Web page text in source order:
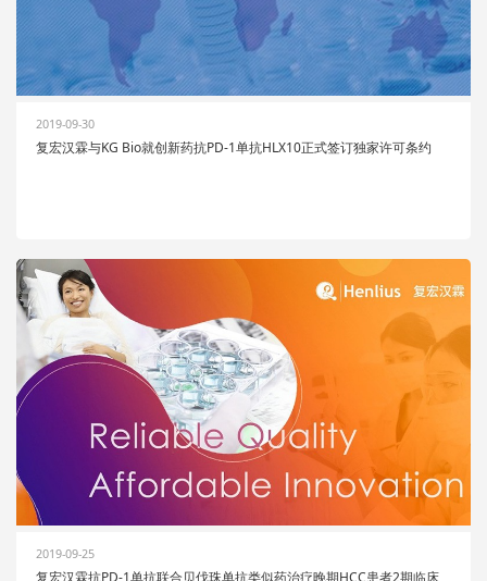
2019-09-30
复宏汉霖与KG Bio就创新药抗PD-1单抗HLX10正式签订独家许可条约
2019-09-25
复宏汉霖抗PD-1单抗联合贝伐珠单抗类似药治疗晚期HCC患者2期临床